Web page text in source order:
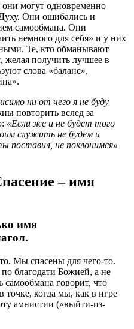
могут одновременно
Они ошибались и
самообмана. Они
немного для себя» и у них
Те, кто обманывают
желая получить лучшее в
слова «баланс»,
ни от чего я не буду
повторить вслед за
«Если же и не будет того
служить не будем и
поставил, не поклонимся»
– имя
имя
Мы спасены для чего-то.
благодати Божией, а не
самообмана говорит, что
точке, когда мы, как в игре
амнистии («выйти-из-